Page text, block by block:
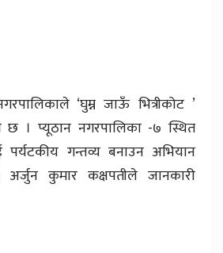
‘घुम्न जाऊँ भित्रीकोट ’
। प्यूठान नगरपालिका -७ स्थित
पर्यटकीय गन्तव्य बनाउन अभियान
अर्जुन कुमार कक्षपतीले जानकारी